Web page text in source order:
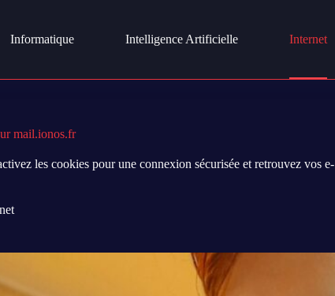
Informatique Intelligence Artificielle Internet
mail.ionos.fr
les cookies pour une connexion sécurisée et retrouvez vos e-